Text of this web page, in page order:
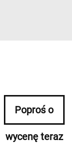
Poproś o
wycenę teraz